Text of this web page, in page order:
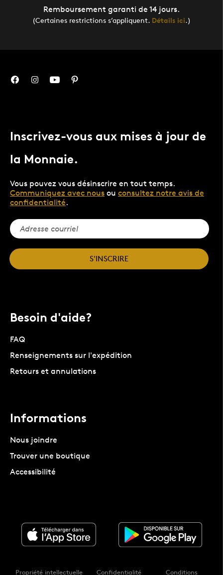
Remboursement garanti de 14 jours.
(Certaines restrictions s’appliquent. Détails ici.)
Inscrivez-vous aux mises à jour de
la Monnaie.
Vous pouvez vous désinscrire en tout temps.
Communiquez avec nous ou consultez notre avis de
confidentialité.
S'INSCRIRE
Besoin d'aide?
FAQ
Renseignements sur l'expédition
Retours et annulations
Informations
Nous joindre
Trouver une boutique
Accessibilité
Propriété intellectuelle Confidentialité Conditions